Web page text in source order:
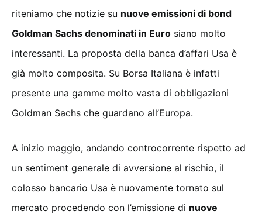
riteniamo che notizie su nuove emissioni di bond
Goldman Sachs denominati in Euro siano molto
interessanti. La proposta della banca d’affari Usa è
già molto composita. Su Borsa Italiana è infatti
presente una gamme molto vasta di obbligazioni
Goldman Sachs che guardano all’Europa.
A inizio maggio, andando controcorrente rispetto ad
un sentiment generale di avversione al rischio, il
colosso bancario Usa è nuovamente tornato sul
mercato procedendo con l’emissione di nuove